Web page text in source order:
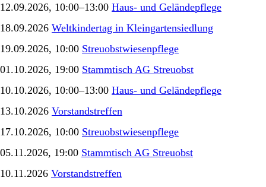
12.09.2026, 10:00–13:00 Haus- und Geländepflege
18.09.2026 Weltkindertag in Kleingartensiedlung
19.09.2026, 10:00 Streuobstwiesenpflege
01.10.2026, 19:00 Stammtisch AG Streuobst
10.10.2026, 10:00–13:00 Haus- und Geländepflege
13.10.2026 Vorstandstreffen
17.10.2026, 10:00 Streuobstwiesenpflege
05.11.2026, 19:00 Stammtisch AG Streuobst
10.11.2026 Vorstandstreffen